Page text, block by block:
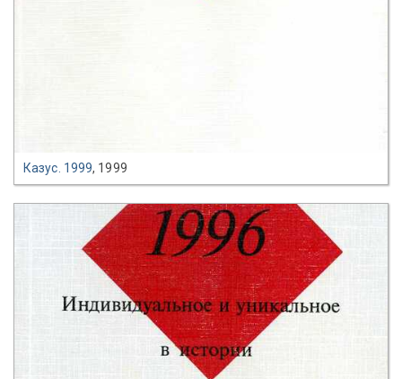
Казус. 1999, 1999